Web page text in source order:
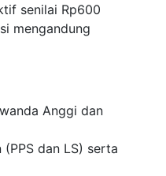
senilai Rp600
mengandung
Anggi dan
dan LS) serta